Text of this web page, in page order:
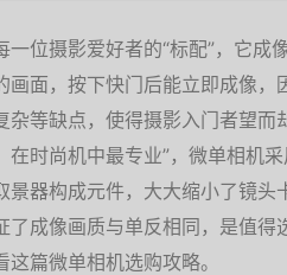
一位摄影爱好者的“标配”，它
画面，按下快门后能立即成像
杂等缺点，使得摄影入门者望
在时尚机中最专业”，微单相机
景器构成元件，大大缩小了镜
了成像画质与单反相同，是值
篇微单相机选购攻略。